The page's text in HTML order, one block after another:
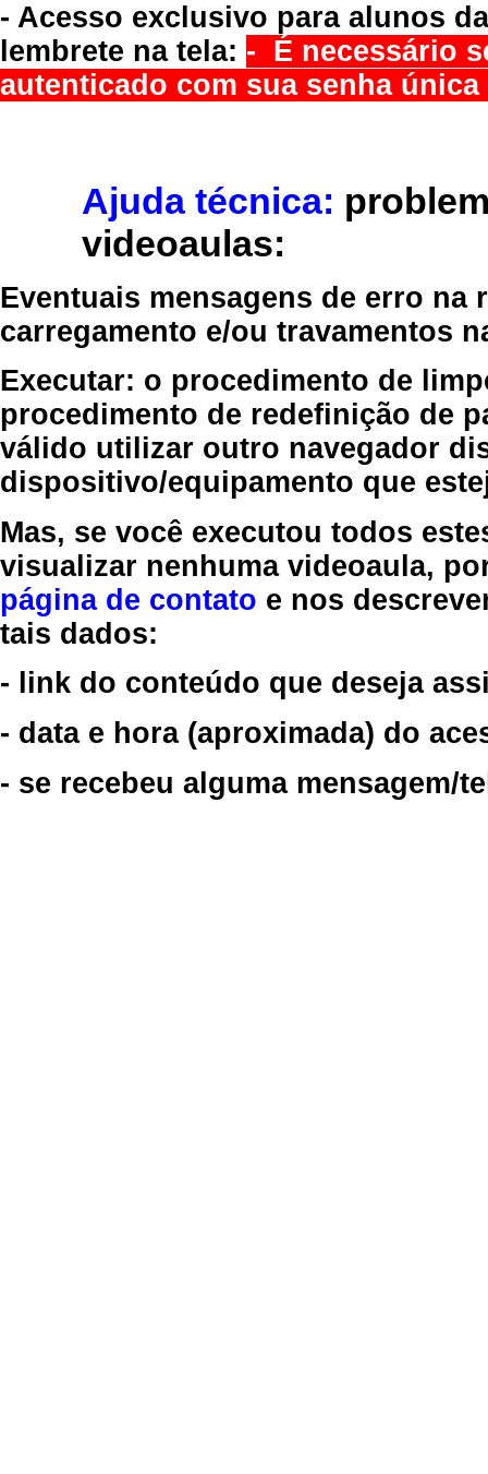
- Acesso exclusivo para alunos
lembrete na tela: - É necessário
autenticado com sua senha
Ajuda técnica:
videoaulas:
Eventuais mensagens de erro
carregamento e/ou travamentos
Executar: o procedimento de
procedimento de redefinição de
válido utilizar outro navegador
dispositivo/equipamento que
Mas, se você executou todos
visualizar nenhuma videoaula,
página de contato e nos
tais dados:
- link do conteúdo que deseja
- data e hora (aproximada) do
- se recebeu alguma mensagem/